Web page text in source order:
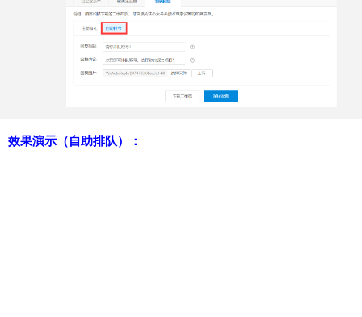
效果演示（自助排队）：